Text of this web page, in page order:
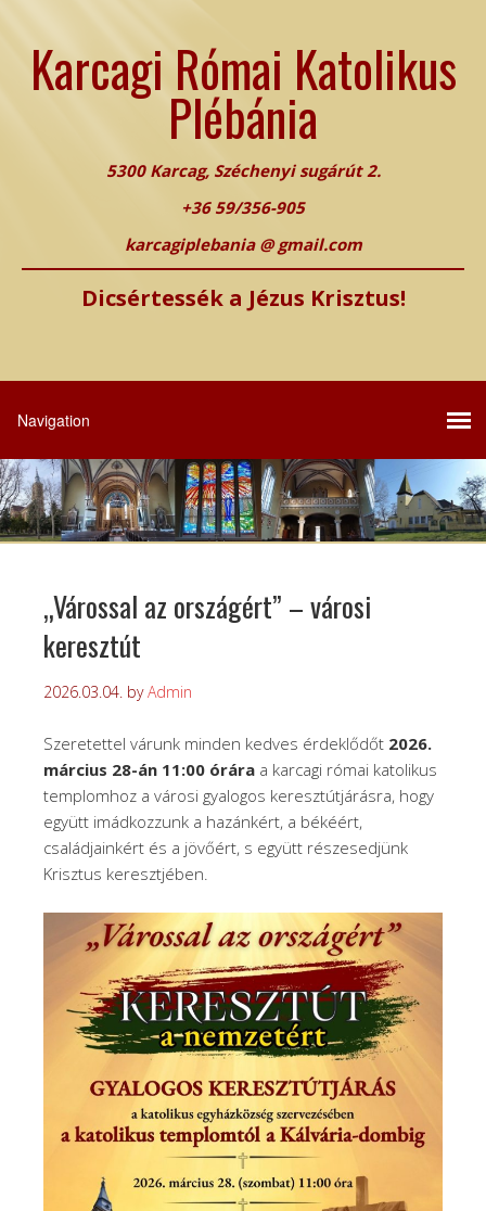
Karcagi Római Katolikus
Plébánia
5300 Karcag, Széchenyi sugárút 2.
+36 59/356-905
karcagiplebania @ gmail.com
Dicsértessék a Jézus Krisztus!
„Várossal az országért” – városi
keresztút
2026.03.04. byAdmin
Szeretettel várunk minden kedves érdeklődőt 2026.
március 28-án 11:00 órára a karcagi római katolikus
templomhoz a városi gyalogos keresztútjárásra, hogy
együtt imádkozzunk a hazánkért, a békéért,
családjainkért és a jövőért, s együtt részesedjünk
Krisztus keresztjében.